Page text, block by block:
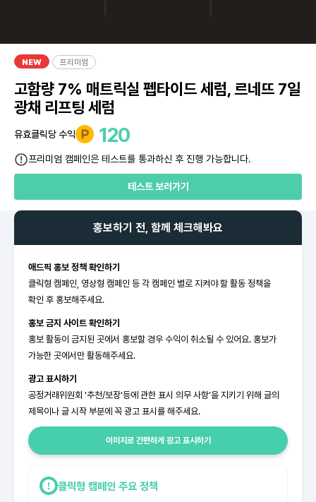
NEW 프리미엄
고함량 7% 매트릭실 펩타이드 세럼, 르네뜨 7일
광채 리프팅 세럼
유효클릭당 수익 120
프리미엄 캠페인은 테스트를 통과하신 후 진행 가능합니다.
테스트 보러가기
홍보하기 전, 함께 체크해봐요
애드픽 홍보 정책 확인하기
클릭형 캠페인, 영상형 캠페인 등 각 캠페인 별로 지켜야 할 활동 정책을
확인 후 홍보해주세요.
홍보 금지 사이트 확인하기
홍보 활동이 금지된 곳에서 홍보할 경우 수익이 취소될 수 있어요. 홍보가
가능한 곳에서만 활동해주세요.
광고 표시하기
공정거래위원회 '추천/보장'등에 관한 표시 의무 사항’을 지키기 위해 글의
제목이나 글 시작 부분에 꼭 광고 표시를 해주세요.
이미지로 간편하게 광고 표시하기
클릭형 캠페인 주요 정책